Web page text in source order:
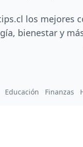
los mejores
bienestar y
Educación Finanzas